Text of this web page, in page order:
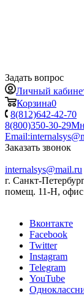
Задать вопрос
Личный
Корзина0
8(812)642-42-70
8(800)350-30-29
Email:
Заказать звонок
internalsys@mail.ru
г. Санкт-
помещ. 11-Н,
Вконтакте
Facebook
Twitter
Instagram
Telegram
YouTube